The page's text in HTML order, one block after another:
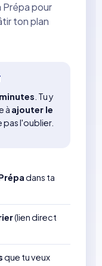
Prépa pour
ton plan
minutes . Tu y
à ajouter le
pas l'oublier.
dans ta
(lien direct
que tu veux